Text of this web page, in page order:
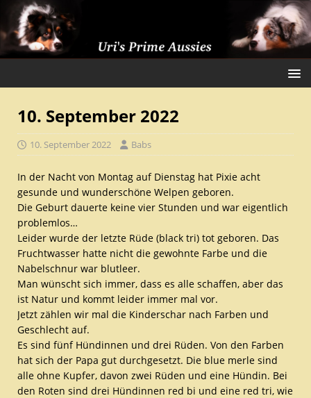
10. September 2022
10. September 2022 Babs
In der Nacht von Montag auf Dienstag hat Pixie acht
gesunde und wunderschöne Welpen geboren.
Die Geburt dauerte keine vier Stunden und war eigentlich
problemlos…
Leider wurde der letzte Rüde (black tri) tot geboren. Das
Fruchtwasser hatte nicht die gewohnte Farbe und die
Nabelschnur war blutleer.
Man wünscht sich immer, dass es alle schaffen, aber das
ist Natur und kommt leider immer mal vor.
Jetzt zählen wir mal die Kinderschar nach Farben und
Geschlecht auf.
Es sind fünf Hündinnen und drei Rüden. Von den Farben
hat sich der Papa gut durchgesetzt. Die blue merle sind
alle ohne Kupfer, davon zwei Rüden und eine Hündin. Bei
den Roten sind drei Hündinnen red bi und eine red tri, wie